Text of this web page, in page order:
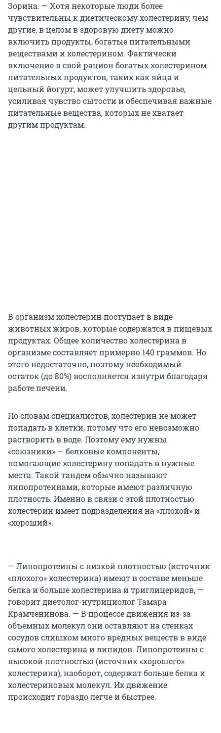
Зорина. — Хотя некоторые люди более
чувствительны к диетическому холестерину, чем
другие, в целом в здоровую диету можно
включить продукты, богатые питательными
веществами и холестерином. Фактически
включение в свой рацион богатых холестерином
питательных продуктов, таких как яйца и
цельный йогурт, может улучшить здоровье,
усиливая чувство сытости и обеспечивая важные
питательные вещества, которых не хватает
другим продуктам.
В организм холестерин поступает в виде
животных жиров, которые содержатся в пищевых
продуктах. Общее количество холестерина в
организме составляет примерно 140 граммов. Но
этого недостаточно, поэтому необходимый
остаток (до 80%) восполняется изнутри благодаря
работе печени.
По словам специалистов, холестерин не может
попадать в клетки, потому что его невозможно
растворить в воде. Поэтому ему нужны
«союзники» — белковые компоненты,
помогающие холестерину попадать в нужные
места. Такой тандем обычно называют
липопротеинами, которые имеют различную
плотность. Именно в связи с этой плотностью
холестерин имеет подразделения на «плохой» и
«хороший».
— Липопротеины с низкой плотностью (источник
«плохого» холестерина) имеют в составе меньше
белка и больше холестерина и триглицеридов, —
говорит диетолог-нутрициолог Тамара
Крамченинова. — В процессе движения из-за
объемных молекул они оставляют на стенках
сосудов слишком много вредных веществ в виде
самого холестерина и липидов. Липопротеины с
высокой плотностью (источник «хорошего»
холестерина), наоборот, содержат больше белка и
холестериновых молекул. Их движение
происходит гораздо легче и быстрее.